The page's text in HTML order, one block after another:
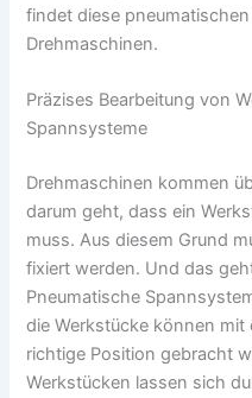
findet diese
Drehmaschinen.
Präzises Bearbeitung von
Spannsysteme
Drehmaschinen kommen
darum geht, dass ein
muss. Aus diesem Grund
fixiert werden. Und das
Pneumatische
die Werkstücke können
richtige Position gebracht
Werkstücken lassen sich